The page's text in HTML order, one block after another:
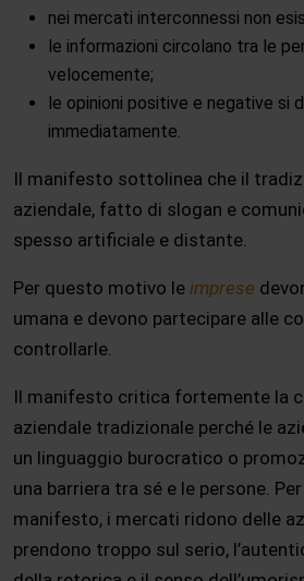
nei mercati interconnessi non
le informazioni circolano tra le
velocemente;
le opinioni positive e negative si
immediatamente.
Il manifesto sottolinea che il
aziendale, fatto di slogan e
spesso artificiale e distante.
Per questo motivo le imprese
umana e devono partecipare alle
controllarle.
Il manifesto critica fortemente la
aziendale tradizionale perché le
un linguaggio burocratico o
una barriera tra sé e le persone.
manifesto, i mercati ridono delle
prendono troppo sul serio,